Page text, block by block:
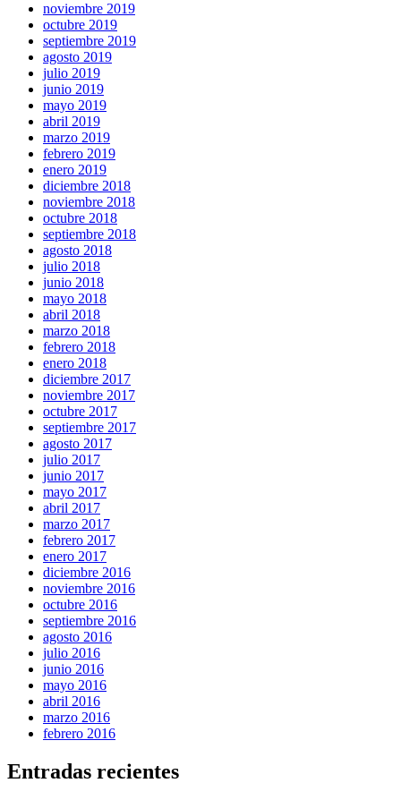
noviembre 2019
octubre 2019
septiembre 2019
agosto 2019
julio 2019
junio 2019
mayo 2019
abril 2019
marzo 2019
febrero 2019
enero 2019
diciembre 2018
noviembre 2018
octubre 2018
septiembre 2018
agosto 2018
julio 2018
junio 2018
mayo 2018
abril 2018
marzo 2018
febrero 2018
enero 2018
diciembre 2017
noviembre 2017
octubre 2017
septiembre 2017
agosto 2017
julio 2017
junio 2017
mayo 2017
abril 2017
marzo 2017
febrero 2017
enero 2017
diciembre 2016
noviembre 2016
octubre 2016
septiembre 2016
agosto 2016
julio 2016
junio 2016
mayo 2016
abril 2016
marzo 2016
febrero 2016
Entradas recientes